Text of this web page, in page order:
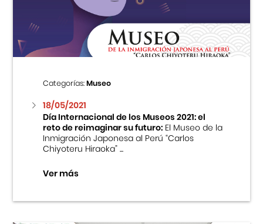
Centro Cultural Peruano Japonés
Cursos
Museo de la Inmigración Japonesa
Fondo Editorial
Teatro Peruano Japonés
Categorías:Museo
18/05/2021
Día Internacional de los Museos 2021: el
reto de reimaginar su futuro:El Museo de la
Inmigración Japonesa al Perú “Carlos
Chiyoteru Hiraoka” ...
Ver más